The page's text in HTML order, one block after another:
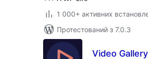
1 000+ активних
Протестований з 7.0.3
Video